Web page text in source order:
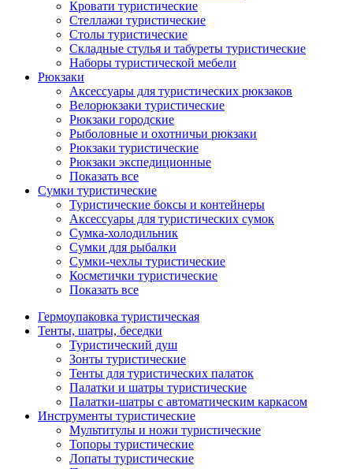
Кровати туристические
Стеллажи туристические
Столы туристические
Складные стулья и табуреты туристические
Наборы туристической мебели
Рюкзаки
Аксессуары для туристических рюкзаков
Велорюкзаки туристические
Рюкзаки городские
Рыболовные и охотничьи рюкзаки
Рюкзаки туристические
Рюкзаки экспедиционные
Показать все
Сумки туристические
Туристические боксы и контейнеры
Аксессуары для туристических сумок
Сумка-холодильник
Сумки для рыбалки
Сумки-чехлы туристические
Косметички туристические
Показать все
Гермоупаковка туристическая
Тенты, шатры, беседки
Туристический душ
Зонты туристические
Тенты для туристических палаток
Палатки и шатры туристические
Палатки-шатры с автоматическим каркасом
Инструменты туристические
Мультитулы и ножи туристические
Топоры туристические
Лопаты туристические